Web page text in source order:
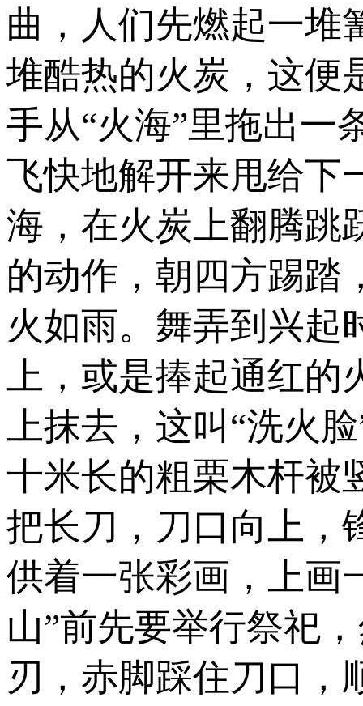
曲，人们先燃起一堆
堆酷热的火炭，这便
手从“火海”里拖出一
飞快地解开来甩给下
海，在火炭上翻腾跳
的动作，朝四方踢踏
火如雨。舞弄到兴起
上，或是捧起通红的
上抹去，这叫“洗火
十米长的粗栗木杆被
把长刀，刀口向上，
供着一张彩画，上画
山”前先要举行祭祀
刃，赤脚踩住刀口，